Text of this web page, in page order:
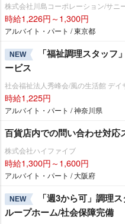
株式会社川島コーポレーション/サニ
時給1,226円～1,300円
アルバイト・パート / 東京都
NEW
「福祉調理スタッ
ービス
社会福祉法人秀峰会/風の生活館 デイ
時給1,225円
アルバイト・パート / 神奈川県
百貨店内での問い合わせ対応
株式会社ハイファイブ
時給1,300円～1,600円
アルバイト・パート / 大阪府
NEW
「週3から可」調理
ループホーム/社会保障完備